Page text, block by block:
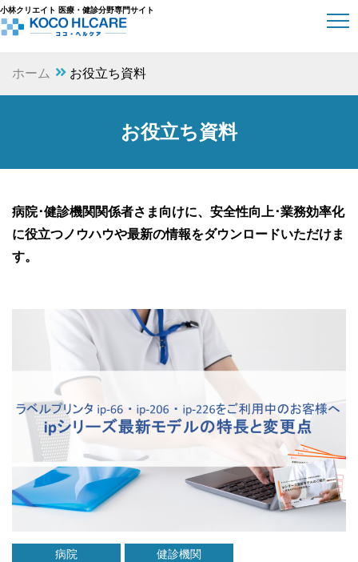
小林クリエイト 医療・健診分野専門サイト
ホーム お役立ち資料
お役立ち資料
病院･健診機関関係者さま向けに、 安全性向上･業務効率化
に役立つノウハウや最新の情報をダウンロードいただけま
す。
病院 健診機関